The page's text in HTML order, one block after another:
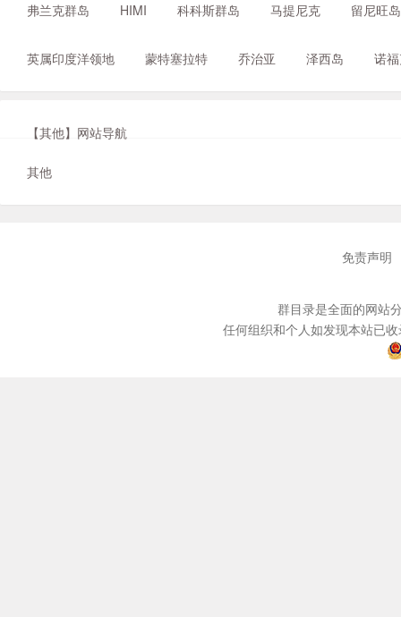
弗兰克群岛 HIMI 科科斯群岛 马提尼克 留尼旺岛
英属印度洋领地 蒙特塞拉特 乔治亚 泽西岛 诺
【其他】网站导航
其他
免责声明
群目录是全面的网站
任何组织和个人如发现本站已